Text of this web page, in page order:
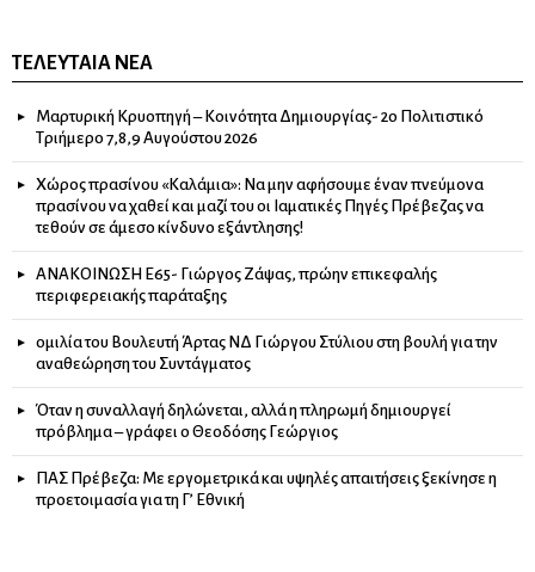
ΤΕΛΕΥΤΑΊΑ ΝΈΑ
Μαρτυρική Κρυοπηγή – Κοινότητα Δημιουργίας- 2ο Πολιτιστικό
Τριήμερο 7,8,9 Αυγούστου 2026
Χώρος πρασίνου «Καλάμια»: Να μην αφήσουμε έναν πνεύμονα
πρασίνου να χαθεί και μαζί του οι Ιαματικές Πηγές Πρέβεζας να
τεθούν σε άμεσο κίνδυνο εξάντλησης!
ΑΝΑΚΟΙΝΩΣΗ Ε65- Γιώργος Ζάψας, πρώην επικεφαλής
περιφερειακής παράταξης
ομιλία του Βουλευτή Άρτας ΝΔ Γιώργου Στύλιου στη βουλή για την
αναθεώρηση του Συντάγματος
Όταν η συναλλαγή δηλώνεται, αλλά η πληρωμή δημιουργεί
πρόβλημα – γράφει ο Θεοδόσης Γεώργιος
ΠΑΣ Πρέβεζα: Με εργομετρικά και υψηλές απαιτήσεις ξεκίνησε η
προετοιμασία για τη Γ’ Εθνική